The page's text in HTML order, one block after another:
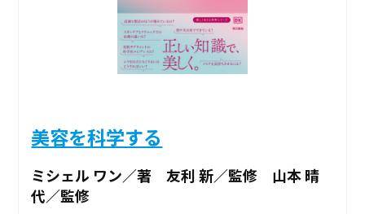
美容を科学する
ミシェル ワン／著 友利 新／監修 山本 晴
代／監修